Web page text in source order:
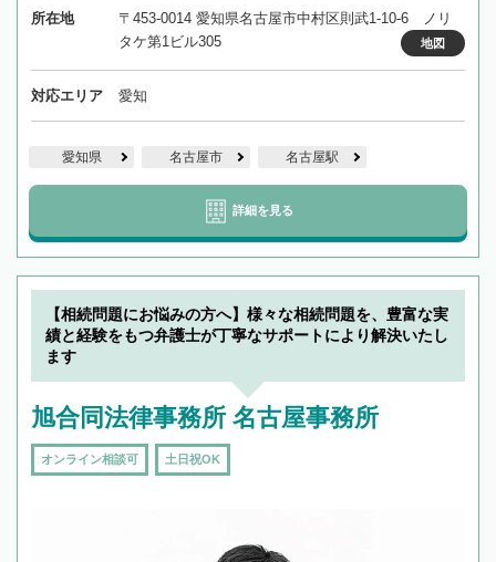
所在地
〒453-0014 愛知県名古屋市中村区則武1-10-6 ノリ
タケ第1ビル305
地図
対応エリア 愛知
愛知県 名古屋市 名古屋駅
詳細を見る
【相続問題にお悩みの方へ】様々な相続問題を、豊富な実
績と経験をもつ弁護士が丁寧なサポートにより解決いたし
ます
旭合同法律事務所 名古屋事務所
オンライン相談可 土日祝OK